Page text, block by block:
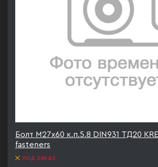
Болт М27х60 к.п.5.8 DIN931 ТД20
fasteners
под заказ